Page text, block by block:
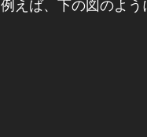
例えば、下の図のよう